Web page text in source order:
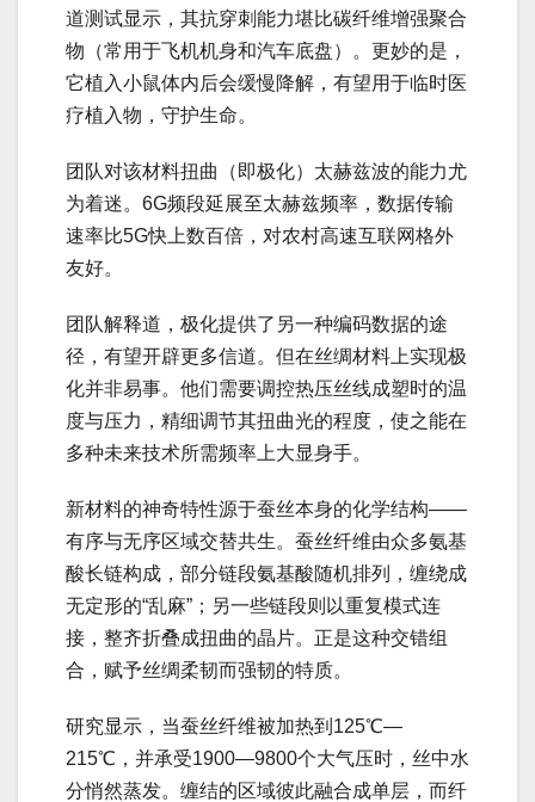
道测试显示，其抗穿刺能力堪比碳纤维增强聚合
物（常用于飞机机身和汽车底盘）。更妙的是，
它植入小鼠体内后会缓慢降解，有望用于临时医
疗植入物，守护生命。
团队对该材料扭曲（即极化）太赫兹波的能力尤
为着迷。6G频段延展至太赫兹频率，数据传输
速率比5G快上数百倍，对农村高速互联网格外
友好。
团队解释道，极化提供了另一种编码数据的途
径，有望开辟更多信道。但在丝绸材料上实现极
化并非易事。他们需要调控热压丝线成塑时的温
度与压力，精细调节其扭曲光的程度，使之能在
多种未来技术所需频率上大显身手。
新材料的神奇特性源于蚕丝本身的化学结构——
有序与无序区域交替共生。蚕丝纤维由众多氨基
酸长链构成，部分链段氨基酸随机排列，缠绕成
无定形的“乱麻”；另一些链段则以重复模式连
接，整齐折叠成扭曲的晶片。正是这种交错组
合，赋予丝绸柔韧而强韧的特质。
研究显示，当蚕丝纤维被加热到125℃—
215℃，并承受1900—9800个大气压时，丝中水
分悄然蒸发。缠结的区域彼此融合成单层，而纤